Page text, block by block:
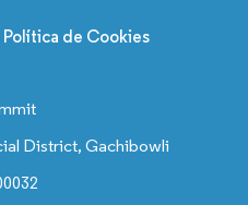
Política de Cookies
District, Gachibowli